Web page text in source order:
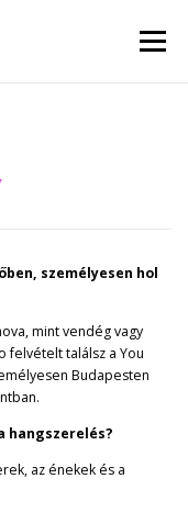
Menu
személyesen hol
mint vendég vagy
felvételt találsz a You
Budapesten
hangszerelés?
az énekek és a